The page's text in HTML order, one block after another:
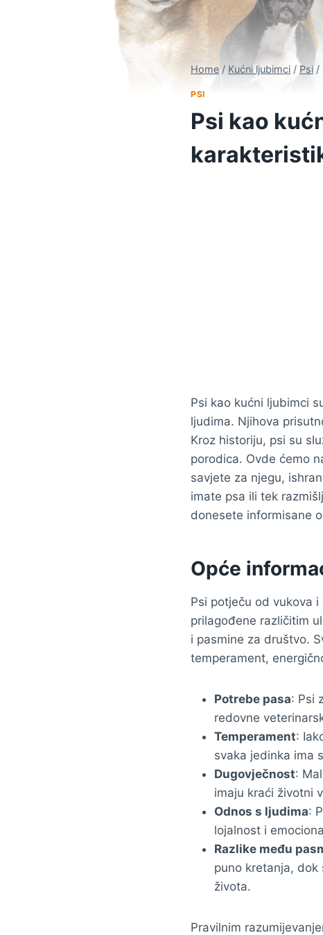
Home / Kućni ljubimci / Psi /
PSI
Psi kao
Psi kao kućni ljubimci
ljudima. Njihova
Kroz historiju, psi su
porodica. Ovde ćemo
savjete za njegu,
imate psa ili tek
donesete informisane
Opće
Psi potječu od vukova
prilagođene različitim
i pasmine za društvo.
temperament,
Potrebe pasa: Psi
redovne
Temperament:
svaka jedinka ima
Dugovječnost:
imaju kraći životni
Odnos s ljudima:
lojalnost i
Razlike među
puno kretanja, dok
života.
Pravilnim